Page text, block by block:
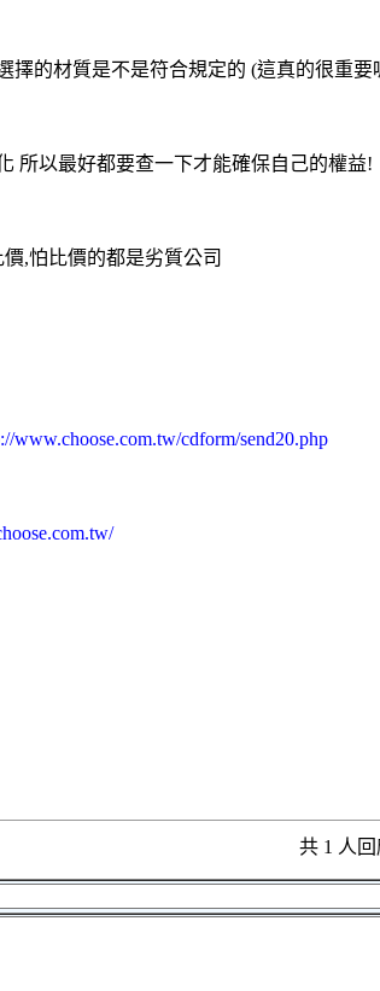
擇的材質是不是符合規定的 (這真的很重要
所以最好都要查一下才能確保自己的權益!
,怕比價的都是劣質公司
www.choose.com.tw/cdform/send20.php
共 1 人